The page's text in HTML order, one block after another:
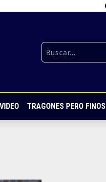
VIDEO TRAGONES PERO FINOS